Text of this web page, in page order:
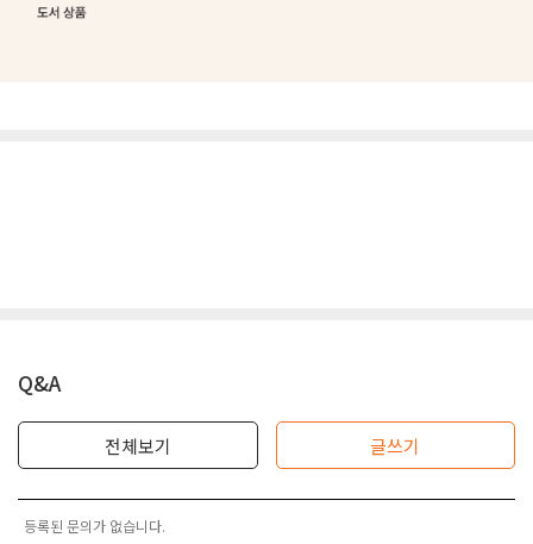
Q&A
전체보기 글쓰기
등록된 문의가 없습니다.